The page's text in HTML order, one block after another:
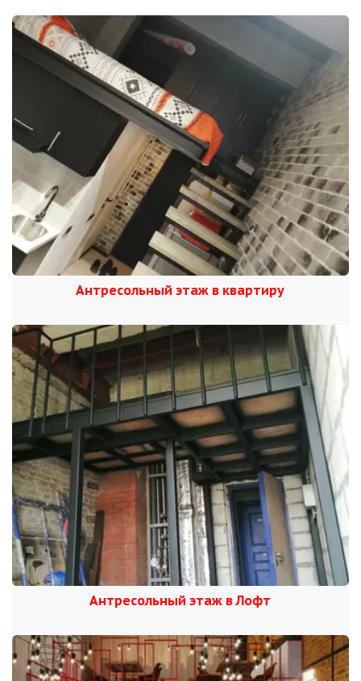
Антресольный этаж в квартиру
Антресольный этаж в Лофт